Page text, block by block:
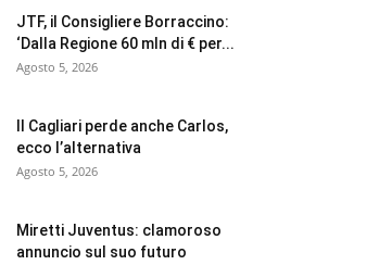
JTF, il Consigliere Borraccino:
‘Dalla Regione 60 mln di € per...
Agosto 5, 2026
Il Cagliari perde anche Carlos,
ecco l’alternativa
Agosto 5, 2026
Miretti Juventus: clamoroso
annuncio sul suo futuro